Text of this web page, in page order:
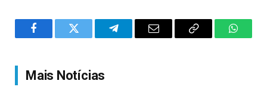
FacebookTwitter TelegramEmail
Copy
Mais Notícias